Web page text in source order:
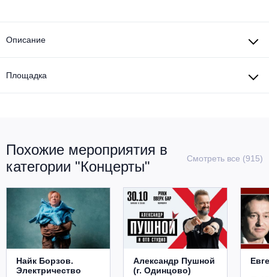
Описание
Площадка
Похожие мероприятия в
категории "Концерты"
Смотреть все (915)
Найк Борзов.
Электричество
Александр Пушной
(г. Одинцово)